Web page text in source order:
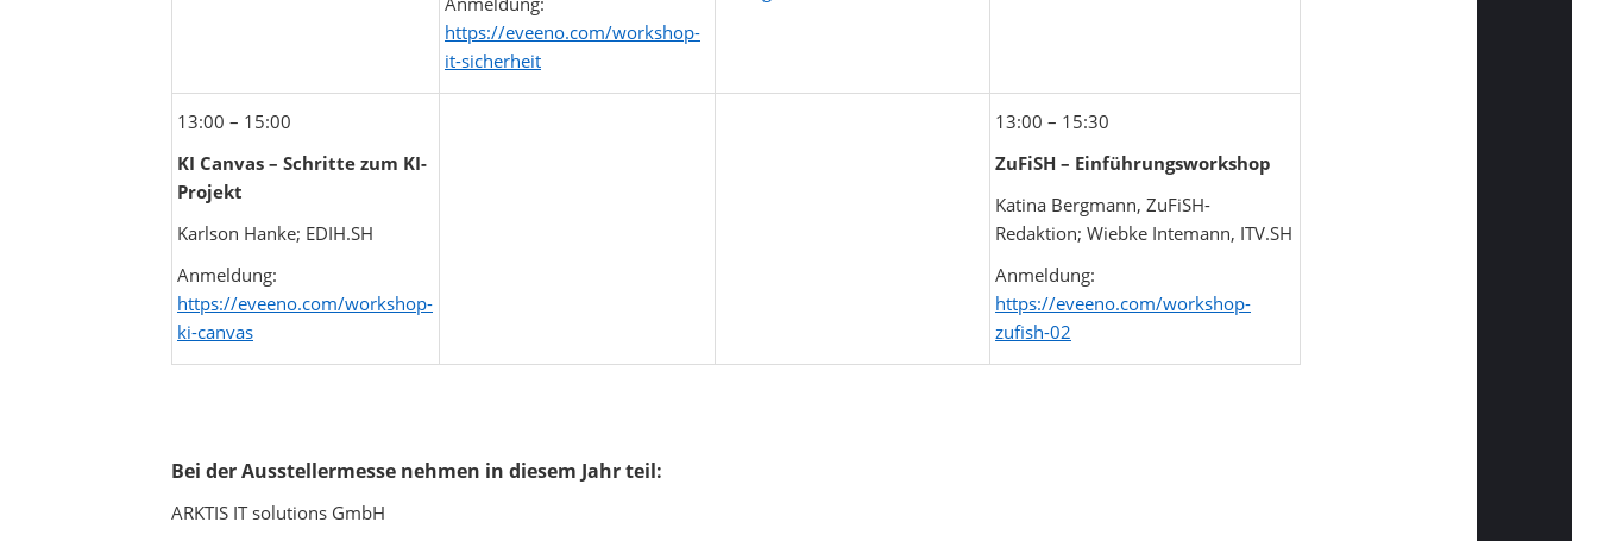
https://eveeno.com/workshop-
it-sicherheit
13:00 – 15:00
KI Canvas – Schritte zum KI-
Projekt
Karlson Hanke; EDIH.SH
Anmeldung:
https://eveeno.com/workshop-
ki-canvas
13:00 – 15:30
ZuFiSH – Einführungsworkshop
Katina Bergmann, ZuFiSH-
Redaktion; Wiebke Intemann, ITV.SH
Anmeldung:
https://eveeno.com/workshop-
zufish-02
Bei der Ausstellermesse nehmen in diesem Jahr teil:
ARKTIS IT solutions GmbH